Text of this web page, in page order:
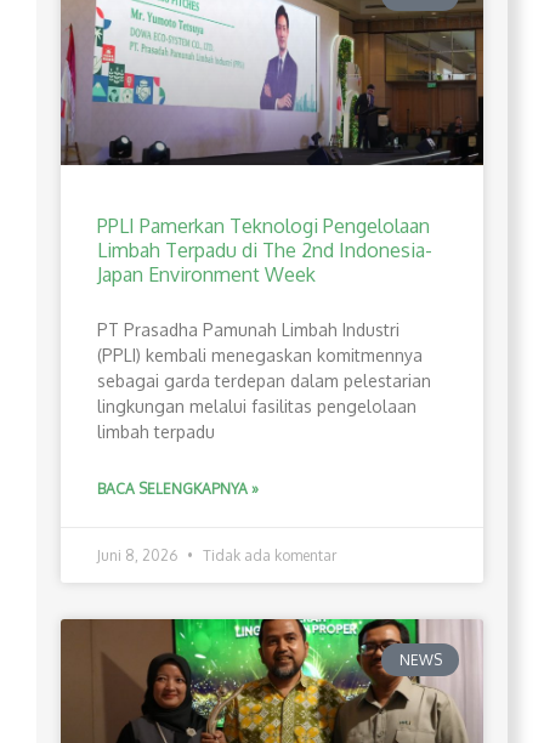
PPLI Pamerkan Teknologi Pengelolaan
Limbah Terpadu di The 2nd Indonesia-
Japan Environment Week
PT Prasadha Pamunah Limbah Industri
(PPLI) kembali menegaskan komitmennya
sebagai garda terdepan dalam pelestarian
lingkungan melalui fasilitas pengelolaan
limbah terpadu
BACA SELENGKAPNYA »
Juni 8, 2026 Tidak ada komentar
NEWS